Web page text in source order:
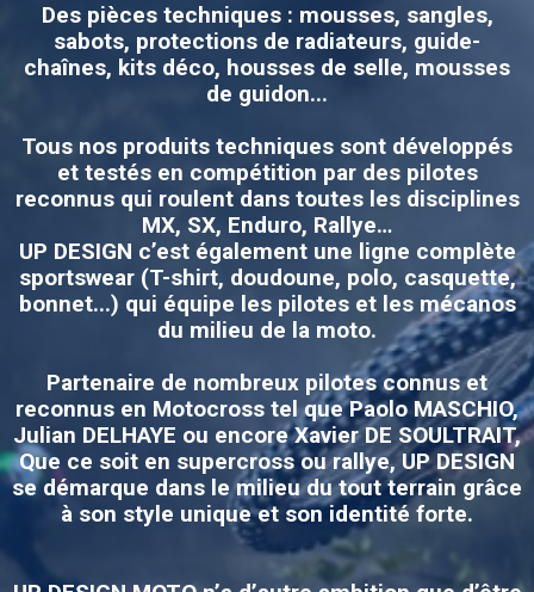
Des pièces techniques : mousses, sangles,
sabots, protections de radiateurs, guide-
chaînes, kits déco, housses de selle, mousses
de guidon...
Tous nos produits techniques sont développés
et testés en compétition par des pilotes
reconnus qui roulent dans toutes les disciplines
MX, SX, Enduro, Rallye…
UP DESIGN c’est également une ligne complète
sportswear (T-shirt, doudoune, polo, casquette,
bonnet...) qui équipe les pilotes et les mécanos
du milieu de la moto.
Partenaire de nombreux pilotes connus et
reconnus en Motocross tel que Paolo MASCHIO,
Julian DELHAYE ou encore Xavier DE SOULTRAIT,
Que ce soit en supercross ou rallye, UP DESIGN
se démarque dans le milieu du tout terrain grâce
à son style unique et son identité forte.